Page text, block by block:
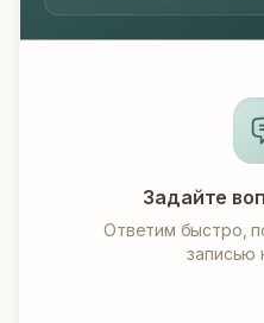
Задайте
Ответим быстро,
записью